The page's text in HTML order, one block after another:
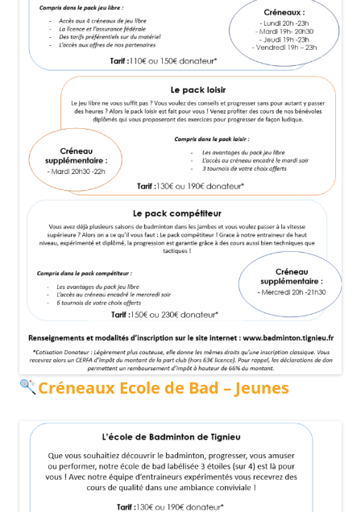
Créneaux Ecole de Bad – Jeunes